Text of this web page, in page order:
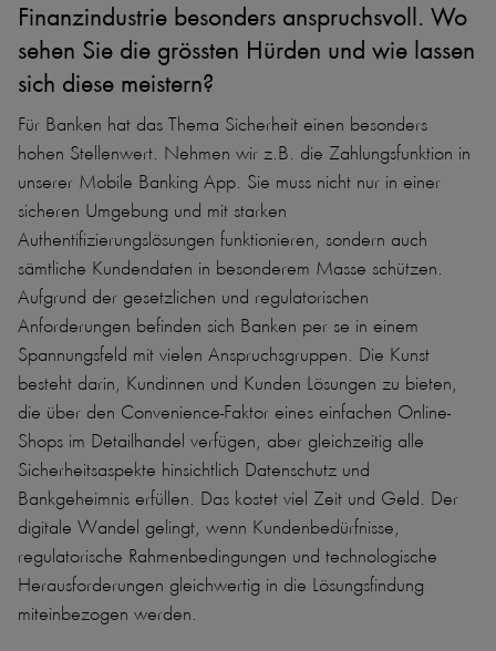
Finanzindustrie besonders anspruchsvoll. Wo
sehen Sie die grössten Hürden und wie lassen
sich diese meistern?
Für Banken hat das Thema Sicherheit einen besonders
hohen Stellenwert. Nehmen wir z.B. die Zahlungsfunktion in
unserer Mobile Banking App. Sie muss nicht nur in einer
sicheren Umgebung und mit starken
Authentifizierungslösungen funktionieren, sondern auch
sämtliche Kundendaten in besonderem Masse schützen.
Aufgrund der gesetzlichen und regulatorischen
Anforderungen befinden sich Banken per se in einem
Spannungsfeld mit vielen Anspruchsgruppen. Die Kunst
besteht darin, Kundinnen und Kunden Lösungen zu bieten,
die über den Convenience-Faktor eines einfachen Online-
Shops im Detailhandel verfügen, aber gleichzeitig alle
Sicherheitsaspekte hinsichtlich Datenschutz und
Bankgeheimnis erfüllen. Das kostet viel Zeit und Geld. Der
digitale Wandel gelingt, wenn Kundenbedürfnisse,
regulatorische Rahmenbedingungen und technologische
Herausforderungen gleichwertig in die Lösungsfindung
miteinbezogen werden.